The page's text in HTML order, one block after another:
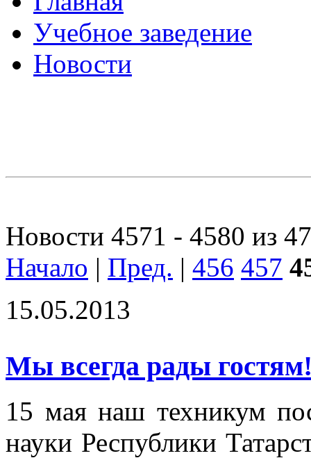
Учебное заведение
Новости
Новости 4571 - 4580 из
Начало | Пред. | 456 457
15.05.2013
Мы всегда рады
15 мая наш техникум
науки Республики